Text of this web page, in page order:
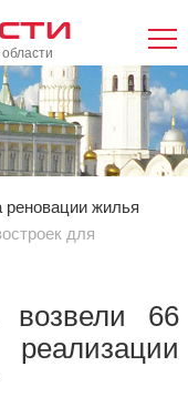
реновации жилья
для
возвели 66